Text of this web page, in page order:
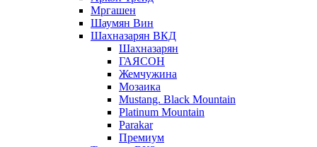
Мргашен
Шаумян Вин
Шахназарян ВКД
Шахназарян
ГАЯСОН
Жемчужина
Мозаика
Mustang. Black Mountain
Platinum Mountain
Parakar
Премиум